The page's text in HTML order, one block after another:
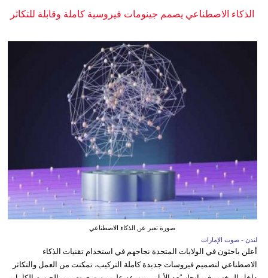
الذكاء الاصطناعي يصمم جينومات فيروسية كاملة وقابلة للتكاثر
صورة تعبر عن الذكاء الاصطناعي
لندن - صوت الإمارات
أعلن باحثون في الولايات المتحدة نجاحهم في استخدام تقنيات الذكاء
الاصطناعي لتصميم فيروسات جديدة كاملة التركيب، تمكنت من العمل والتكاثر